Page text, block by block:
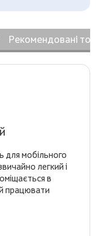
Рекомендовані
для мобільного
легкий і
в
працювати